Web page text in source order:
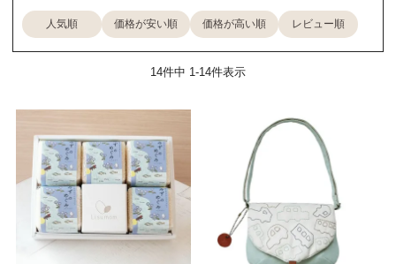
人気順 価格が安い順 価格が高い順 レビュー順
14件中 1-14件表示